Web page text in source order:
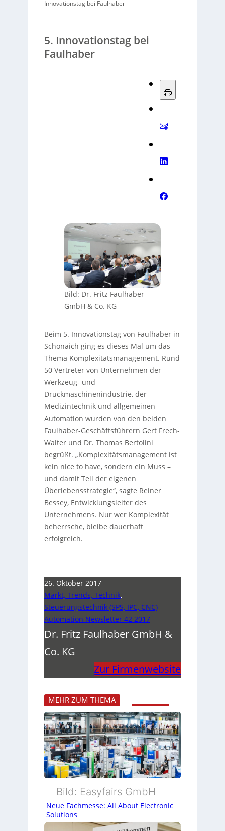
Innovationstag bei Faulhaber
5. Innovationstag bei
Faulhaber
Bild: Dr. Fritz Faulhaber
GmbH & Co. KG
Beim 5. Innovationstag von Faulhaber in
Schönaich ging es dieses Mal um das
Thema Komplexitätsmanagement. Rund
50 Vertreter von Unternehmen der
Werkzeug- und
Druckmaschinenindustrie, der
Medizintechnik und allgemeinen
Automation wurden von den beiden
Faulhaber-Geschäftsführern Gert Frech-
Walter und Dr. Thomas Bertolini
begrüßt. „Komplexitätsmanagement ist
kein nice to have, sondern ein Muss –
und damit Teil der eigenen
Überlebensstrategie“, sagte Reiner
Bessey, Entwicklungsleiter des
Unternehmens. Nur wer Komplexität
beherrsche, bleibe dauerhaft
erfolgreich.
26. Oktober 2017
Markt, Trends, Technik,
Steuerungstechnik (SPS, IPC, CNC)
Automation Newsletter 42 2017
Dr. Fritz Faulhaber GmbH &
Co. KG
Zur Firmenwebsite
MEHR ZUM THEMA
Bild: Easyfairs GmbH
Neue Fachmesse: All About Electronic
Solutions